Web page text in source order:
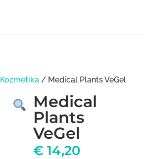
Kozmetika / Medical Plants VeGel
Medical
Plants
VeGel
€ 14,20